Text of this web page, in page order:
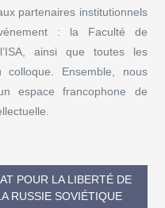
partenaires institutionnels
: la Faculté de
ainsi que toutes les
colloque. Ensemble, nous
espace francophone de
POUR LA LIBERTÉ DE
RUSSIE SOVIÉTIQUE